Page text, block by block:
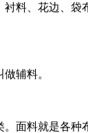
料、花边、
辅料。
。面料就是各种